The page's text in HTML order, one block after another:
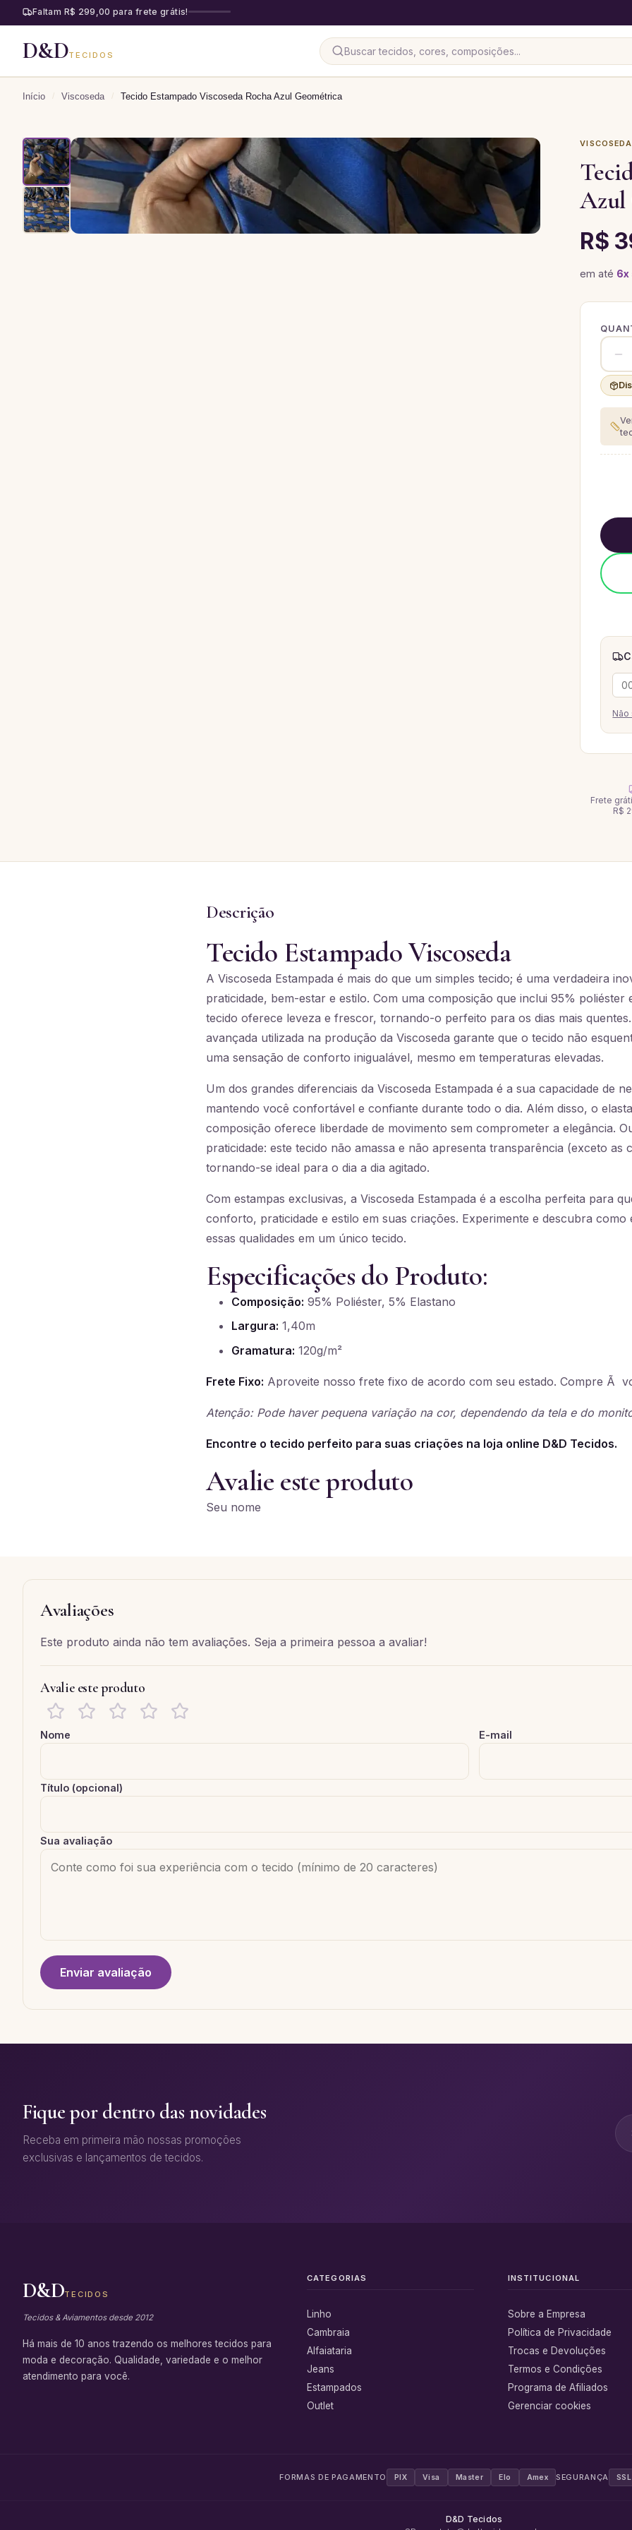
Faltam R$ 299,00 para frete grátis!
D&DTECIDOS
Início / Viscoseda / Tecido Estampado Viscoseda Rocha Azul Geométrica
VISCOSEDA
Azul
R$
em até 6x
Não
Frete
R$
Descrição
Tecido Estampado Viscoseda
A Viscoseda Estampada é mais do que um simples tecido; é uma verdadeira
praticidade, bem-estar e estilo. Com uma composição que inclui 95% poliéster
tecido oferece leveza e frescor, tornando-o perfeito para os dias mais
avançada utilizada na produção da Viscoseda garante que o tecido não
uma sensação de conforto inigualável, mesmo em temperaturas elevadas.
Um dos grandes diferenciais da Viscoseda Estampada é a sua capacidade de
mantendo você confortável e confiante durante todo o dia. Além disso, o
composição oferece liberdade de movimento sem comprometer a elegância.
praticidade: este tecido não amassa e não apresenta transparência (exceto as
tornando-se ideal para o dia a dia agitado.
Com estampas exclusivas, a Viscoseda Estampada é a escolha perfeita para
conforto, praticidade e estilo em suas criações. Experimente e descubra como
essas qualidades em um único tecido.
Especificações do Produto:
Composição: 95% Poliéster, 5% Elastano
Largura: 1,40m
Gramatura: 120g/m²
Frete Fixo: Aproveite nosso frete fixo de acordo com seu estado. Compre Ã
Atenção: Pode haver pequena variação na cor, dependendo da tela e do
Encontre o tecido perfeito para suas criações na loja online D&D Tecidos.
Avalie este produto
Seu nome
Avaliações
Este produto ainda não tem avaliações. Seja a primeira pessoa a avaliar!
Avalie este produto
Nome E-mail
Título (opcional)
Sua avaliação
Enviar avaliação
Fique por dentro das novidades
Receba em primeira mão nossas promoções
exclusivas e lançamentos de tecidos.
D&DTECIDOS
Tecidos & Aviamentos desde 2012
Há mais de 10 anos trazendo os melhores tecidos para
moda e decoração. Qualidade, variedade e o melhor
atendimento para você.
CATEGORIAS
Linho
Cambraia
Alfaiataria
Jeans
Estampados
Outlet
INSTITUCIONAL
Sobre a Empresa
Política de Privacidade
Trocas e Devoluções
Termos e Condições
Programa de Afiliados
Gerenciar cookies
FORMAS DE PAGAMENTO PIX Visa Master Elo Amex SEGURANÇA SSL
D&D Tecidos